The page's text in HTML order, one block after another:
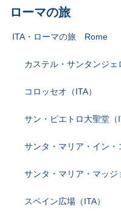
ローマの旅
ITA・ローマの旅 Rome
カステル・サンタンジェ
コロッセオ（ITA）
サン・ピエトロ大聖堂（
サンタ・マリア・イン・
サンタ・マリア・マッジ
スペイン広場（ITA）